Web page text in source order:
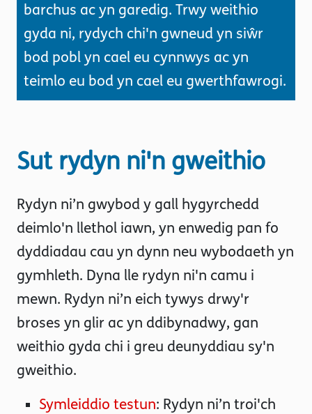
barchus ac yn garedig. Trwy weithio
gyda ni, rydych chi'n gwneud yn siŵr
bod pobl yn cael eu cynnwys ac yn
teimlo eu bod yn cael eu gwerthfawrogi.
Sut rydyn ni'n gweithio
Rydyn ni’n gwybod y gall hygyrchedd
deimlo'n llethol iawn, yn enwedig pan fo
dyddiadau cau yn dynn neu wybodaeth yn
gymhleth. Dyna lle rydyn ni'n camu i
mewn. Rydyn ni’n eich tywys drwy'r
broses yn glir ac yn ddibynadwy, gan
weithio gyda chi i greu deunyddiau sy'n
gweithio.
Symleiddio testun: Rydyn ni’n troi'ch